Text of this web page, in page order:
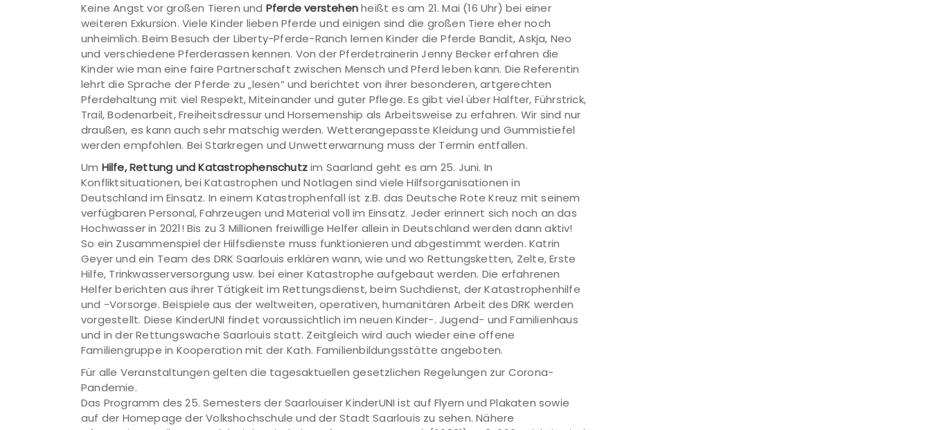
Keine Angst vor großen Tieren und Pferde verstehenheißt es am 21. Mai (16 Uhr) bei einer
weiteren Exkursion. Viele Kinder lieben Pferde und einigen sind die großen Tiere eher noch
unheimlich. Beim Besuch der Liberty-Pferde-Ranch lernen Kinder die Pferde Bandit, Askja, Neo
und verschiedene Pferderassen kennen. Von der Pferdetrainerin Jenny Becker erfahren die
Kinder wie man eine faire Partnerschaft zwischen Mensch und Pferd leben kann. Die Referentin
lehrt die Sprache der Pferde zu „lesen“ und berichtet von ihrer besonderen, artgerechten
Pferdehaltung mit viel Respekt, Miteinander und guter Pflege. Es gibt viel über Halfter, Führstrick,
Trail, Bodenarbeit, Freiheitsdressur und Horsemenship als Arbeitsweise zu erfahren. Wir sind nur
draußen, es kann auch sehr matschig werden. Wetterangepasste Kleidung und Gummistiefel
werden empfohlen. Bei Starkregen und Unwetterwarnung muss der Termin entfallen.
Um Hilfe, Rettung und Katastrophenschutzim Saarland geht es am 25. Juni. In
Konfliktsituationen, bei Katastrophen und Notlagen sind viele Hilfsorganisationen in
Deutschland im Einsatz. In einem Katastrophenfall ist z.B. das Deutsche Rote Kreuz mit seinem
verfügbaren Personal, Fahrzeugen und Material voll im Einsatz. Jeder erinnert sich noch an das
Hochwasser in 2021! Bis zu 3 Millionen freiwillige Helfer allein in Deutschland werden dann aktiv!
So ein Zusammenspiel der Hilfsdienste muss funktionieren und abgestimmt werden. Katrin
Geyer und ein Team des DRK Saarlouis erklären wann, wie und wo Rettungsketten, Zelte, Erste
Hilfe, Trinkwasserversorgung usw. bei einer Katastrophe aufgebaut werden. Die erfahrenen
Helfer berichten aus ihrer Tätigkeit im Rettungsdienst, beim Suchdienst, der Katastrophenhilfe
und -Vorsorge. Beispiele aus der weltweiten, operativen, humanitären Arbeit des DRK werden
vorgestellt. Diese KinderUNI findet voraussichtlich im neuen Kinder-. Jugend- und Familienhaus
und in der Rettungswache Saarlouis statt. Zeitgleich wird auch wieder eine offene
Familiengruppe in Kooperation mit der Kath. Familienbildungsstätte angeboten.
Für alle Veranstaltungen gelten die tagesaktuellen gesetzlichen Regelungen zur Corona-
Pandemie.
Das Programm des 25. Semesters der Saarlouiser KinderUNI ist auf Flyern und Plakaten sowie
auf der Homepage der Volkshochschule und der Stadt Saarlouis zu sehen. Nähere